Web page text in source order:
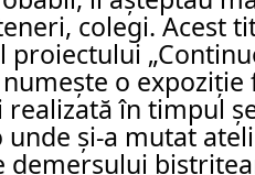
colegi. Acest
proiectului
o
realizată în timpul
unde și-a mutat
demersului